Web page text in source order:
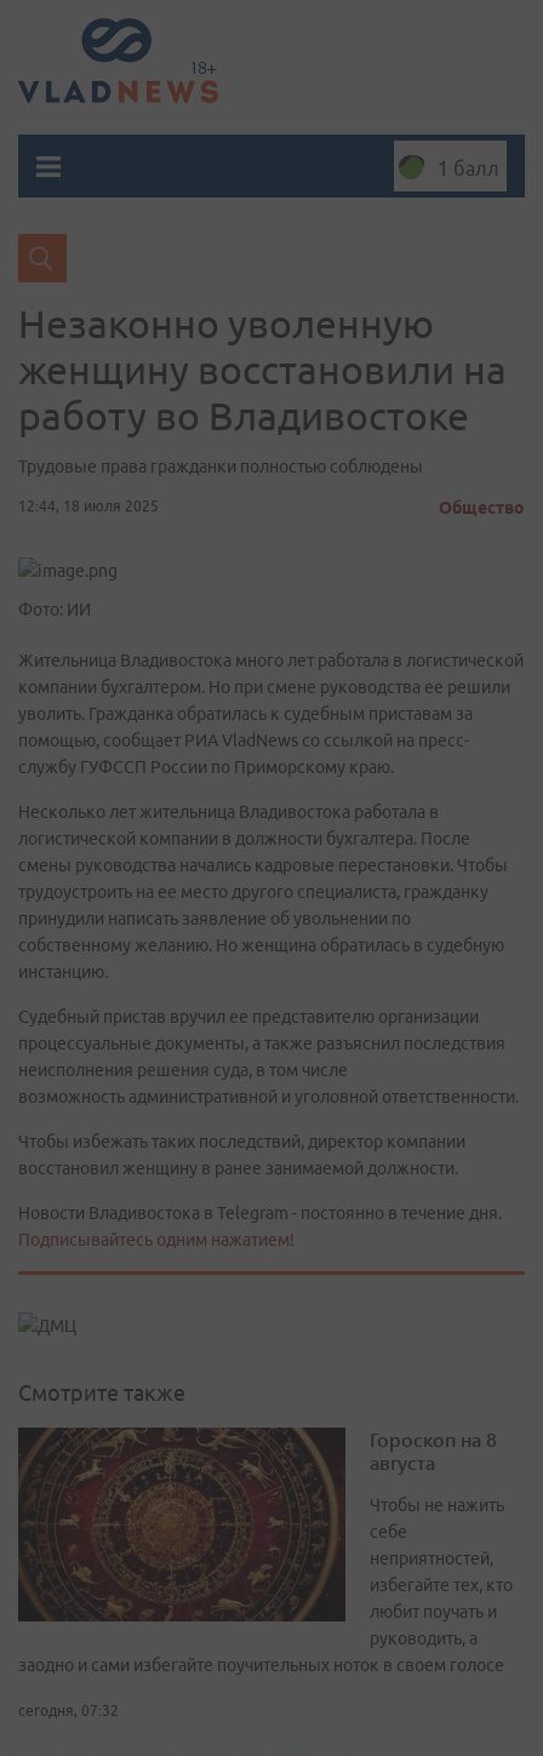
1 балл
Незаконно уволенную
женщину восстановили на
работу во Владивостоке
Трудовые права гражданки полностью соблюдены
12:44, 18 июля 2025 Общество
Фото: ИИ
Жительница Владивостока много лет работала в логистической
компании бухгалтером. Но при смене руководства ее решили
уволить. Гражданка обратилась к судебным приставам за
помощью, сообщает РИА VladNews со ссылкой на пресс-
службу ГУФССП России по Приморскому краю.
Несколько лет жительница Владивостока работала в
логистической компании в должности бухгалтера. После
смены руководства начались кадровые перестановки. Чтобы
трудоустроить на ее место другого специалиста, гражданку
принудили написать заявление об увольнении по
собственному желанию. Но женщина обратилась в судебную
инстанцию.
Судебный пристав вручил ее представителю организации
процессуальные документы, а также разъяснил последствия
неисполнения решения суда, в том числе
возможность административной и уголовной ответственности.
Чтобы избежать таких последствий, директор компании
восстановил женщину в ранее занимаемой должности.
Новости Владивостока в Telegram - постоянно в течение дня.
Подписывайтесь одним нажатием!
Смотрите также
Гороскоп на 8
августа
Чтобы не нажить
себе
неприятностей,
избегайте тех, кто
любит поучать и
руководить, а
заодно и сами избегайте поучительных ноток в своем голосе
сегодня, 07:32